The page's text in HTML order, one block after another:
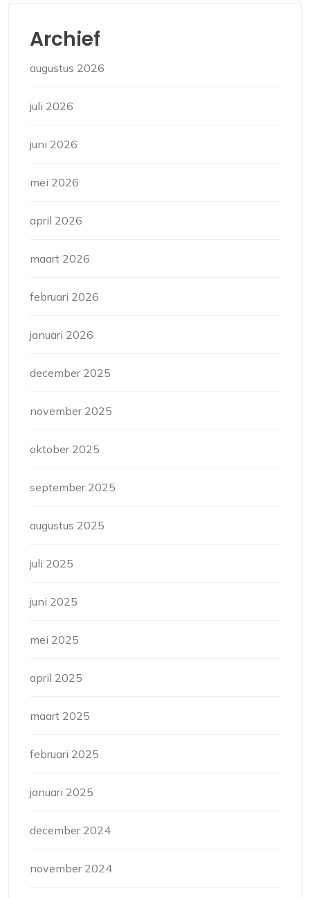
Archief
augustus 2026
juli 2026
juni 2026
mei 2026
april 2026
maart 2026
februari 2026
januari 2026
december 2025
november 2025
oktober 2025
september 2025
augustus 2025
juli 2025
juni 2025
mei 2025
april 2025
maart 2025
februari 2025
januari 2025
december 2024
november 2024